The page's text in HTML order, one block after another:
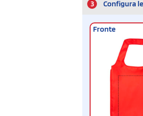
3 Configura
Fronte